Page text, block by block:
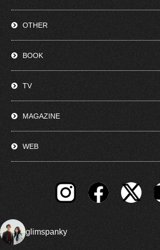
OTHER
BOOK
TV
MAGAZINE
WEB
glimspanky